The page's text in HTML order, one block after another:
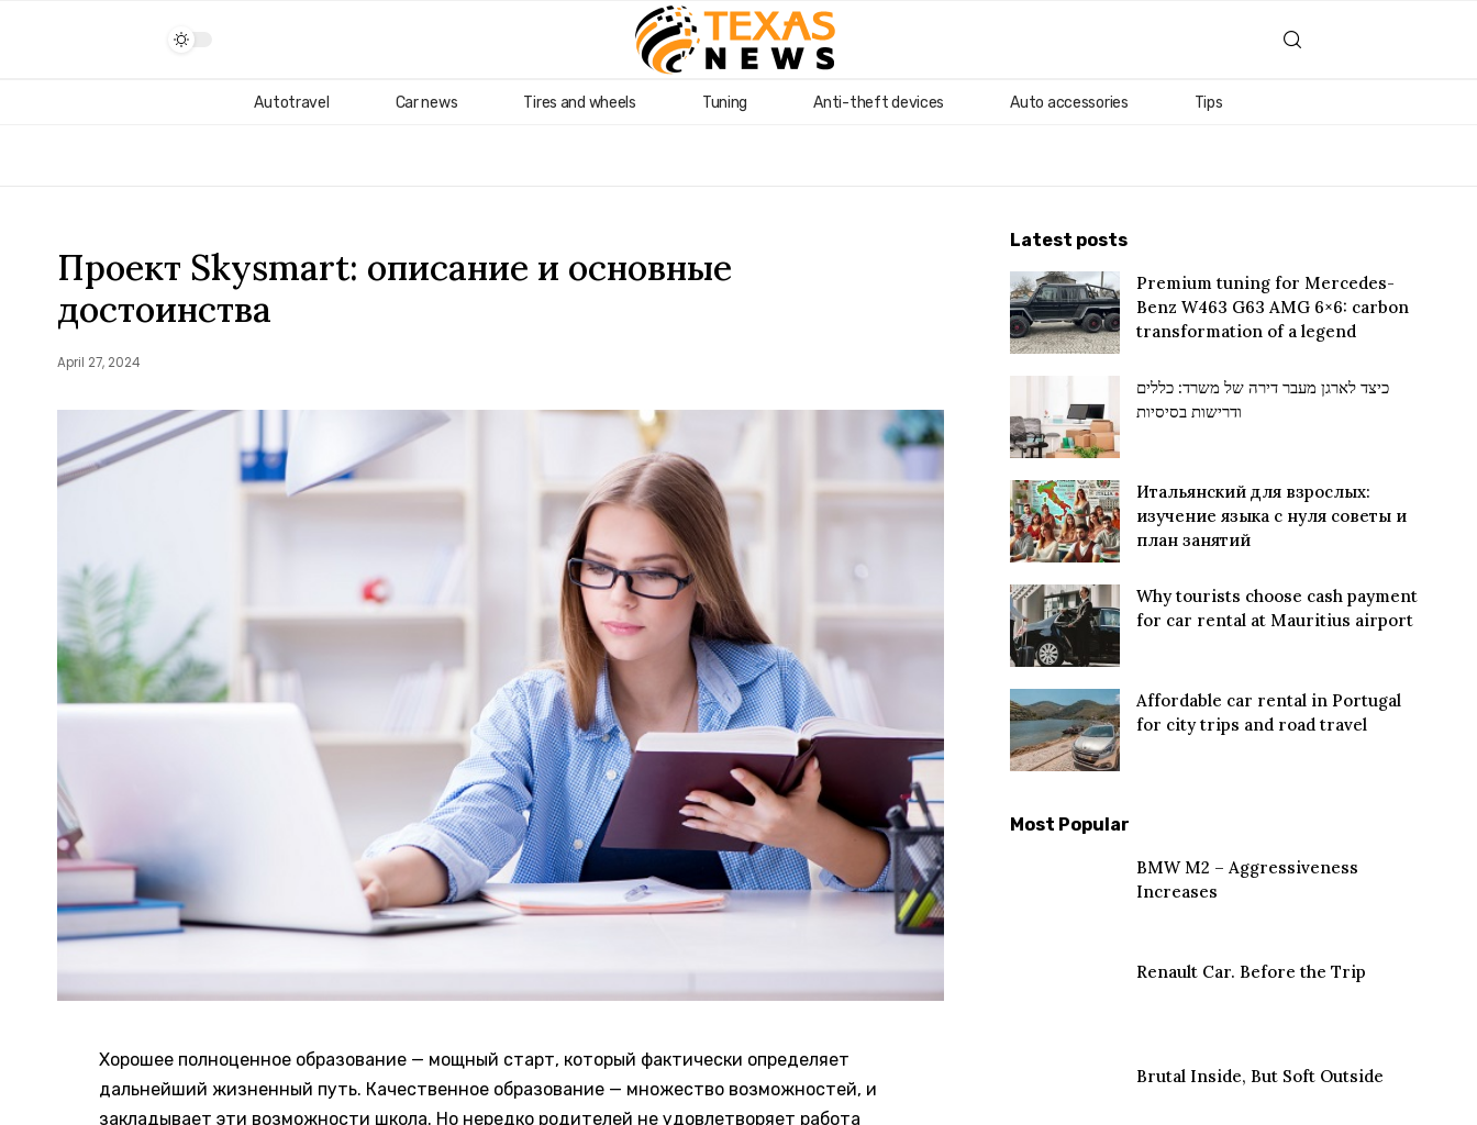
Autotravel Car news Tires and wheels Tuning Anti-theft devices Auto accessories Tips
Проект Skysmart: описание и основные
достоинства
April 27, 2024
Хорошее полноценное образование — мощный старт, который фактически определяет
дальнейший жизненный путь. Качественное образование — множество возможностей, и
закладывает эти возможности школа. Но нередко родителей не удовлетворяет работа
Latest posts
Premium tuning for Mercedes-
Benz W463 G63 AMG 6×6: carbon
transformation of a legend
כיצד לארגן מעבר דירה של משרד: כללים
ודרישות בסיסיות
Итальянский для взрослых:
изучение языка с нуля советы и
план занятий
Why tourists choose cash payment
for car rental at Mauritius airport
Affordable car rental in Portugal
for city trips and road travel
Most Popular
BMW M2 – Aggressiveness
Increases
Renault Car. Before the Trip
Brutal Inside, But Soft Outside